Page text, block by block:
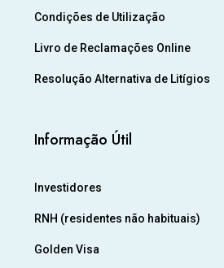
Condições de Utilização
Livro de Reclamações Online
Resolução Alternativa de Litígios
Informação Útil
Investidores
RNH (residentes não habituais)
Golden Visa